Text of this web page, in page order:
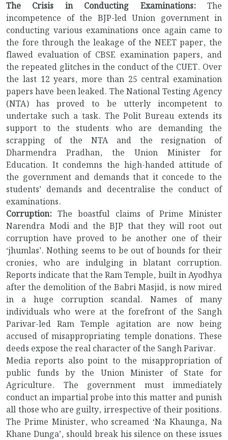
The Crisis in Conducting Examinations:The
incompetence of the BJP-led Union government in
conducting various examinations once again came to
the fore through the leakage of the NEET paper, the
flawed evaluation of CBSE examination papers, and
the repeated glitches in the conduct of the CUET. Over
the last 12 years, more than 25 central examination
papers have been leaked. The National Testing Agency
(NTA) has proved to be utterly incompetent to
undertake such a task. The Polit Bureau extends its
support to the students who are demanding the
scrapping of the NTA and the resignation of
Dharmendra Pradhan, the Union Minister for
Education. It condemns the high-handed attitude of
the government and demands that it concede to the
students’ demands and decentralise the conduct of
examinations.
Corruption: The boastful claims of Prime Minister
Narendra Modi and the BJP that they will root out
corruption have proved to be another one of their
‘jhumlas’. Nothing seems to be out of bounds for their
cronies, who are indulging in blatant corruption.
Reports indicate that the Ram Temple, built in Ayodhya
after the demolition of the Babri Masjid, is now mired
in a huge corruption scandal. Names of many
individuals who were at the forefront of the Sangh
Parivar-led Ram Temple agitation are now being
accused of misappropriating temple donations. These
deeds expose the real character of the Sangh Parivar.
Media reports also point to the misappropriation of
public funds by the Union Minister of State for
Agriculture. The government must immediately
conduct an impartial probe into this matter and punish
all those who are guilty, irrespective of their positions.
The Prime Minister, who screamed ‘Na Khaunga, Na
Khane Dunga’, should break his silence on these issues